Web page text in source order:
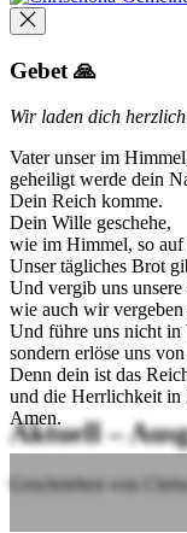
Gebet 🙏
Wir laden dich
Vater unser im
geheiligt werde dein
Dein Reich komme.
Dein Wille geschehe,
wie im Himmel, so auf
Unser tägliches Brot
Und vergib uns unsere
wie auch wir
Und führe uns nicht in
sondern erlöse uns
Denn dein ist das
und die Herrlichkeit in
Amen.
Aktuell –
Geschrieben von